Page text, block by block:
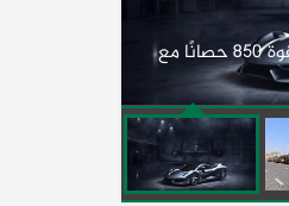
هينيسي تطرح طراز (بلاك بيرد) بقوة 850 حصانًا مع